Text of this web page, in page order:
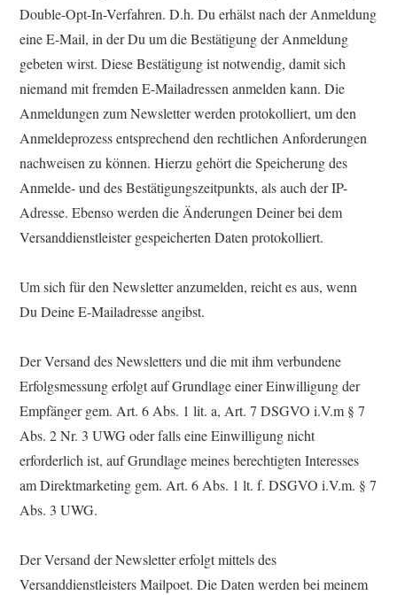
Double-Opt-In-Verfahren. D.h. Du erhälst nach der Anmeldung
eine E-Mail, in der Du um die Bestätigung der Anmeldung
gebeten wirst. Diese Bestätigung ist notwendig, damit sich
niemand mit fremden E-Mailadressen anmelden kann. Die
Anmeldungen zum Newsletter werden protokolliert, um den
Anmeldeprozess entsprechend den rechtlichen Anforderungen
nachweisen zu können. Hierzu gehört die Speicherung des
Anmelde- und des Bestätigungszeitpunkts, als auch der IP-
Adresse. Ebenso werden die Änderungen Deiner bei dem
Versanddienstleister gespeicherten Daten protokolliert.
Um sich für den Newsletter anzumelden, reicht es aus, wenn
Du Deine E-Mailadresse angibst.
Der Versand des Newsletters und die mit ihm verbundene
Erfolgsmessung erfolgt auf Grundlage einer Einwilligung der
Empfänger gem. Art. 6 Abs. 1 lit. a, Art. 7 DSGVO i.V.m § 7
Abs. 2 Nr. 3 UWG oder falls eine Einwilligung nicht
erforderlich ist, auf Grundlage meines berechtigten Interesses
am Direktmarketing gem. Art. 6 Abs. 1 lt. f. DSGVO i.V.m. § 7
Abs. 3 UWG.
Der Versand der Newsletter erfolgt mittels des
Versanddienstleisters Mailpoet. Die Daten werden bei meinem